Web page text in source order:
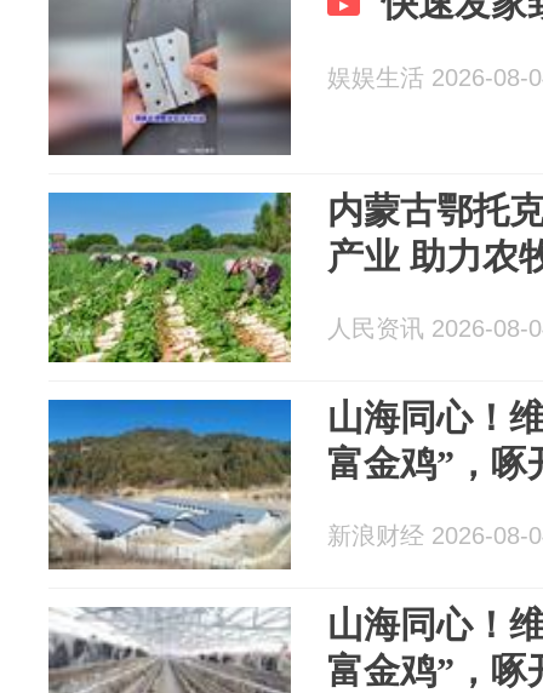
娱娱生活 2026-08-
内蒙古鄂托
产业 助力农
人民资讯 2026-08-
山海同心！
富金鸡”，
新浪财经 2026-08-
山海同心！
富金鸡”，